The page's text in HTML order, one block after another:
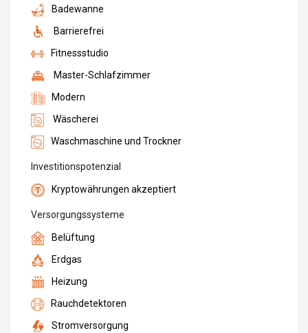
Badewanne
Barrierefrei
Fitnessstudio
Master-Schlafzimmer
Modern
Wäscherei
Waschmaschine und Trockner
Investitionspotenzial
Kryptowährungen akzeptiert
Versorgungssysteme
Belüftung
Erdgas
Heizung
Rauchdetektoren
Stromversorgung